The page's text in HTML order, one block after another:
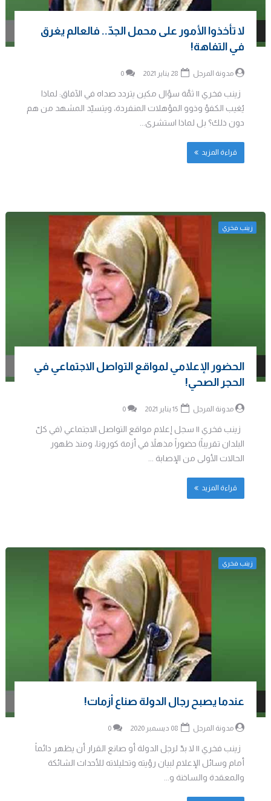
لا تأخذوا الأمور على محمل الجدّ.. فالعالم يغرق
في التفاهة!
مدونة المرجل 0
زينب فخري || ثمَّة سؤال مكين يتردد صداه في الآفاق: لماذا
يُغيب الكفؤ وذوو المؤهلات المنفردة، ويتسيّد المشهد من هم
دون ذلك؟ بل لماذا استشرى...
قراءة المزيد
زينب فخري
الحضور الإعلامي لمواقع التواصل الاجتماعي في
الحجر الصحي!
مدونة المرجل 0
زينب فخري || سجل إعلام مواقع التواصل الاجتماعي (في كلّ
البلدان تقريباً) حضوراً مذهلاً في أزمة كورونا، ومنذ ظهور
الحالات الأولى من الإصابة ...
قراءة المزيد
زينب فخري
عندما يصبح رجال الدولة صناع أزمات!
مدونة المرجل 0
زينب فخري || لا بدّ لرجل الدولة أو صانع القرار أن يظهر دائماً
أمام وسائل الإعلام لبيان رؤيته وتحليلاته للأحداث الشائكة
والمعقدة والساخنة و...